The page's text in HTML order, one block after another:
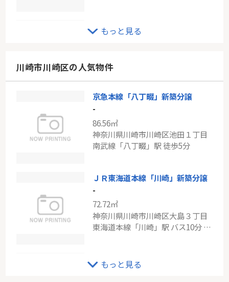
小田急線「鶴川」新築分譲
-
東京都町田市大蔵町
148.94㎡
神奈川県川崎市宮前区水沢３丁目
もっと見る
川崎市川崎区の人気物件
京急本線「八丁畷」新築分譲
-
86.56㎡
神奈川県川崎市川崎区池田１丁目
南武線「八丁畷」駅 徒歩5分
ＪＲ東海道本線「川崎」新築分譲
-
72.72㎡
神奈川県川崎市川崎区大島３丁目
東海道本線「川崎」駅 バス10分 「藤崎四丁目」 停歩5分
-
もっと見る